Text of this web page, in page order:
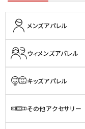
メンズアパレル
ウィメンズアパレル
キッズアパレル
その他アクセサリー